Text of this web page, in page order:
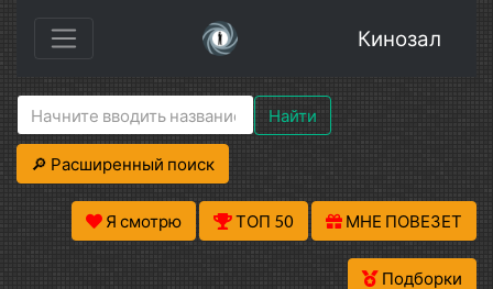
Кинозал
Найти
🔎 Расширенный поиск
Я смотрю ТОП 50 МНЕ ПОВЕЗЕТ
Подборки